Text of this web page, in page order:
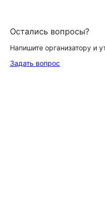
Остались вопросы?
Напишите организатору и
Задать вопрос